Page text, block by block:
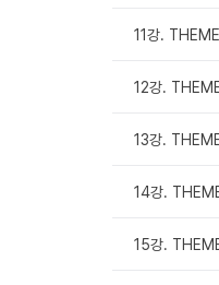
11강.
12강.
13강.
14강.
15강.